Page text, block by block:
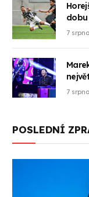
dobu
7
7
POSLEDNÍ